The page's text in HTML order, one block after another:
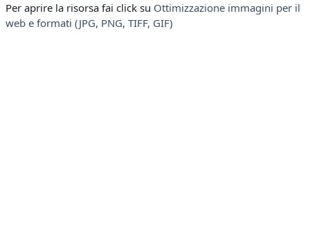
Per aprire la risorsa fai click su Ottimizzazione immagini per il
web e formati (JPG, PNG, TIFF, GIF)